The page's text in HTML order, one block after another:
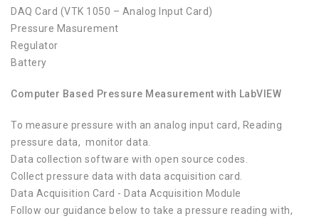
DAQ Card (VTK 1050 – Analog Input Card)
Pressure Masurement
Regulator
Battery
Computer Based Pressure Measurement with LabVIEW
To measure pressure with an analog input card, Reading
pressure data, monitor data.
Data collection software with open source codes.
Collect pressure data with data acquisition card.
Data Acquisition Card - Data Acquisition Module
Follow our guidance below to take a pressure reading with,